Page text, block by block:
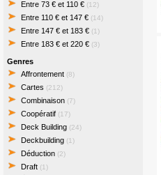
Entre 73 € et 110 € (12)
Entre 110 € et 147 € (14)
Entre 147 € et 183 € (1)
Entre 183 € et 220 € (3)
Genres
Affrontement (8)
Cartes (212)
Combinaison (7)
Coopératif (17)
Deck Building (24)
Deckbuilding (1)
Déduction (2)
Draft (1)